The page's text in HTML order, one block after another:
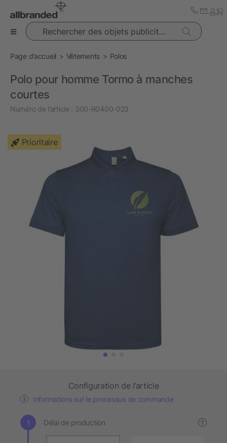
Rechercher des objets publicitaires
Page d’accueil Vêtements Polos
Polo pour homme Tormo à manches
courtes
Numéro de l’article : 300-R0400-023
Prioritaire
Configuration de l’article
Informations sur le processus de commande
Délai de production ?